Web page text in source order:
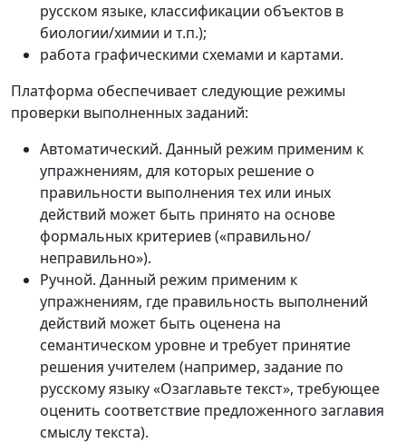
русском языке, классификации объектов в
биологии/химии и т.п.);
работа графическими схемами и картами.
Платформа обеспечивает следующие режимы
проверки выполненных заданий:
Автоматический. Данный режим применим к
упражнениям, для которых решение о
правильности выполнения тех или иных
действий может быть принято на основе
формальных критериев («правильно/
неправильно»).
Ручной. Данный режим применим к
упражнениям, где правильность выполнений
действий может быть оценена на
семантическом уровне и требует принятие
решения учителем (например, задание по
русскому языку «Озаглавьте текст», требующее
оценить соответствие предложенного заглавия
смыслу текста).